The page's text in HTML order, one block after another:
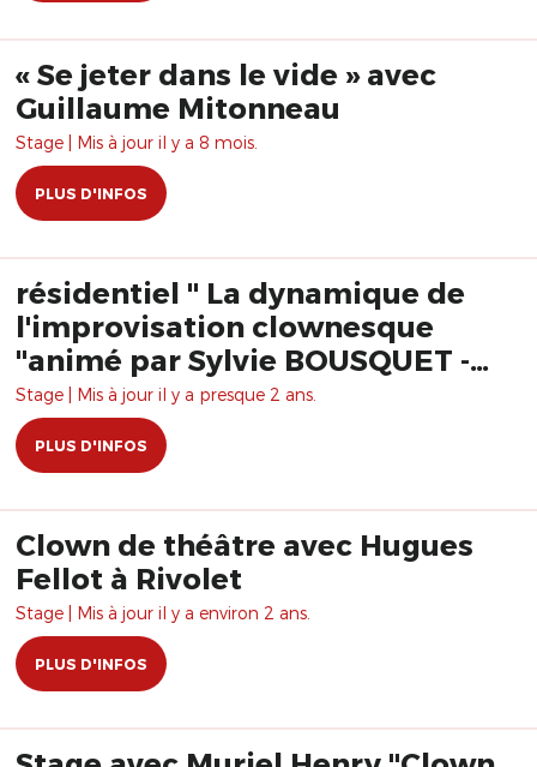
« Se jeter dans le vide » avec
Guillaume Mitonneau
Stage | Mis à jour il y a 8 mois.
PLUS D'INFOS
résidentiel " La dynamique de
l'improvisation clownesque
"animé par Sylvie BOUSQUET -
Pepi MORENA Formation
Stage | Mis à jour il y a presque 2 ans.
PLUS D'INFOS
Clown de théâtre avec Hugues
Fellot à Rivolet
Stage | Mis à jour il y a environ 2 ans.
PLUS D'INFOS